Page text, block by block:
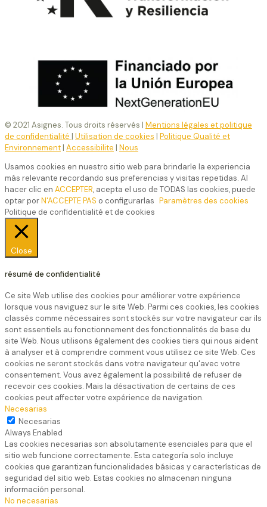
© 2021 Asignes. Tous droits réservés | Mentions légales et politique
de confidentialité | Utilisation de cookies | Politique Qualité et
Environnement| Accessibilite | Nous
Usamos cookies en nuestro sitio web para brindarle la experiencia
más relevante recordando sus preferencias y visitas repetidas. Al
hacer clic en ACCEPTER, acepta el uso de TODAS las cookies, puede
optar porN'ACCEPTE PAS o configurarlas Paramètres des cookies
Politique de confidentialité et de cookies
Close
résumé de confidentialité
Ce site Web utilise des cookies pour améliorer votre expérience
lorsque vous naviguez sur le site Web. Parmi ces cookies, les cookies
classés comme nécessaires sont stockés sur votre navigateur car ils
sont essentiels au fonctionnement des fonctionnalités de base du
site Web. Nous utilisons également des cookies tiers qui nous aident
à analyser et à comprendre comment vous utilisez ce site Web. Ces
cookies ne seront stockés dans votre navigateur qu'avec votre
consentement. Vous avez également la possibilité de refuser de
recevoir ces cookies. Mais la désactivation de certains de ces
cookies peut affecter votre expérience de navigation.
Necesarias
Necesarias
Always Enabled
Las cookies necesarias son absolutamente esenciales para que el
sitio web funcione correctamente. Esta categoría solo incluye
cookies que garantizan funcionalidades básicas y características de
seguridad del sitio web. Estas cookies no almacenan ninguna
información personal.
No necesarias